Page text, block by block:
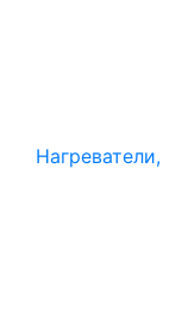
Нагреватели,